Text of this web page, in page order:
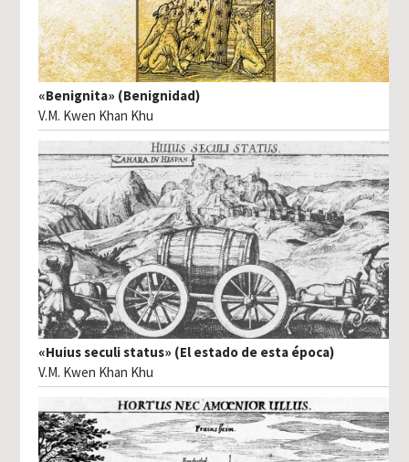
«Benignita» (Benignidad)
V.M. Kwen Khan Khu
«Huius seculi status» (El estado de esta época)
V.M. Kwen Khan Khu